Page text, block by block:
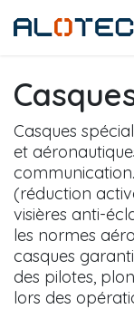
Casques
et
(réduction
visières anti-
les normes
casques
des pilotes,
lors des